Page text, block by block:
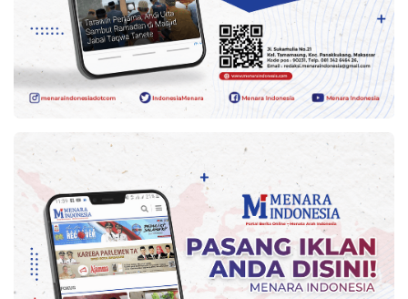
Copyright
2026
Menara
Indonesia